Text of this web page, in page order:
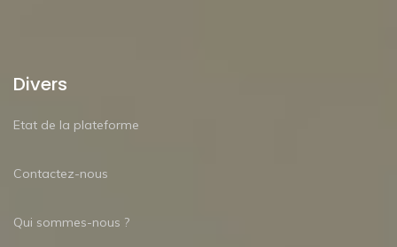
Divers
Etat de la plateforme
Contactez-nous
Qui sommes-nous ?